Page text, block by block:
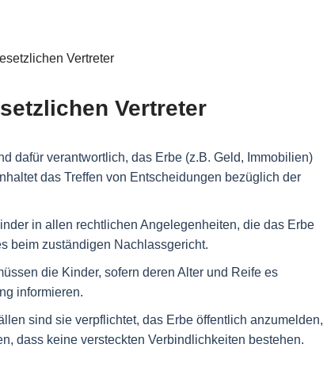
Vertreter
dafür verantwortlich, das Erbe (z.B. Geld, Immobilien)
das Treffen von Entscheidungen bezüglich der
in allen rechtlichen Angelegenheiten, die das Erbe
beim zuständigen Nachlassgericht.
die Kinder, sofern deren Alter und Reife es
informieren.
sind sie verpflichtet, das Erbe öffentlich anzumelden,
dass keine versteckten Verbindlichkeiten bestehen.